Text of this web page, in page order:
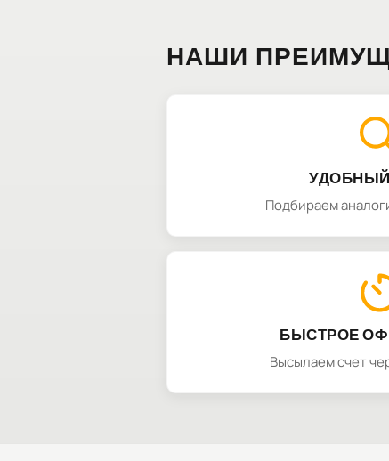
НАШИ
Подбираем
БЫСТРОЕ
Высылаем счет